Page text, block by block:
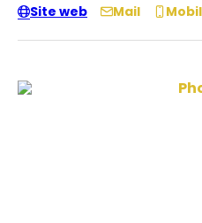
Site web Mail